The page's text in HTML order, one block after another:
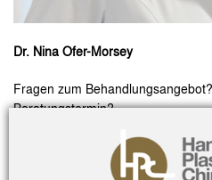
Dr. Nina Ofer-Morsey
Fragen zum
Beratungstermin?
Kontaktieren Sie uns